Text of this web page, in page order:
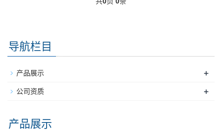
导航栏目
产品展示 +
公司资质 +
产品展示